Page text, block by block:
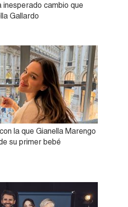
cambio que
Gallardo
la que Gianella Marengo
su primer bebé